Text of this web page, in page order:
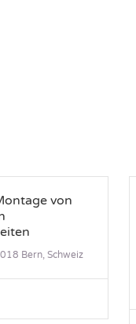
von
Bern, Schweiz